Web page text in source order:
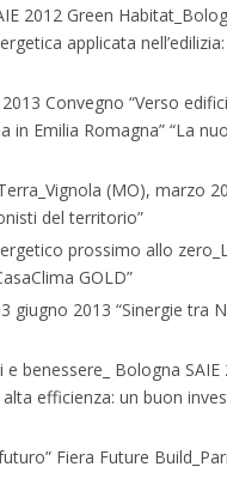
2012 Green
applicata
Convegno “Verso
in Emilia Romagna” “La
(MO), marzo
del territorio”
prossimo allo
GOLD”
giugno 2013 “Sinergie tra
benessere_ Bologna SAIE
efficienza: un buon
Fiera Future